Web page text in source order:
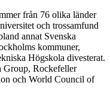
från 76 olika länder
och trossamfund
annat Svenska
kommuner,
Högskola divesterat.
Group, Rockefeller
och World Council of